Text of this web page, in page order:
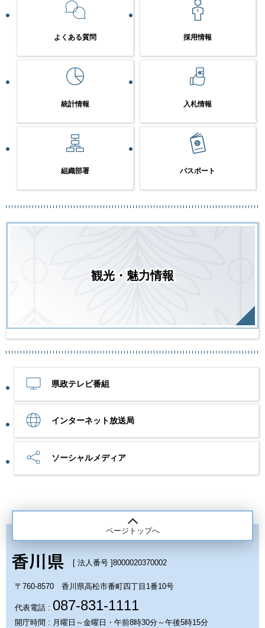
よくある質問 採用情報
統計情報 入札情報
組織部署 パスポート
観光・魅力情報
県政テレビ番組
インターネット放送局
ソーシャルメディア
ページトップへ
[ 法人番号 ]8000020370002
〒760-8570 香川県高松市番町四丁目1番10号
代表電話 : 087-831-1111
開庁時間 : 月曜日～金曜日・午前8時30分～午後5時15分